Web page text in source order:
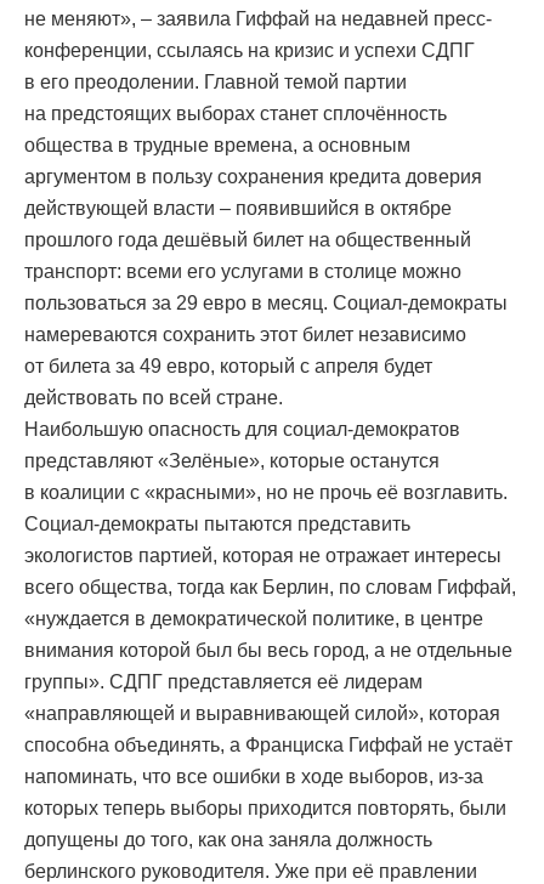
не меняют», – заявила Гиффай на недавней пресс-
конференции, ссылаясь на кризис и успехи СДПГ
в его преодолении. Главной темой партии
на предстоящих выборах станет сплочённость
общества в трудные времена, а основным
аргументом в пользу сохранения кредита доверия
действующей власти – появившийся в октябре
прошлого года дешёвый билет на общественный
транспорт: всеми его услугами в столице можно
пользоваться за 29 евро в месяц. Социал-демократы
намереваются сохранить этот билет независимо
от билета за 49 евро, который с апреля будет
действовать по всей стране.
Наибольшую опасность для социал-демократов
представляют «Зелёные», которые останутся
в коалиции с «красными», но не прочь её возглавить.
Социал-демократы пытаются представить
экологистов партией, которая не отражает интересы
всего общества, тогда как Берлин, по словам Гиффай,
«нуждается в демократической политике, в центре
внимания которой был бы весь город, а не отдельные
группы». СДПГ представляется её лидерам
«направляющей и выравнивающей силой», которая
способна объединять, а Франциска Гиффай не устаёт
напоминать, что все ошибки в ходе выборов, из-за
которых теперь выборы приходится повторять, были
допущены до того, как она заняла должность
берлинского руководителя. Уже при её правлении